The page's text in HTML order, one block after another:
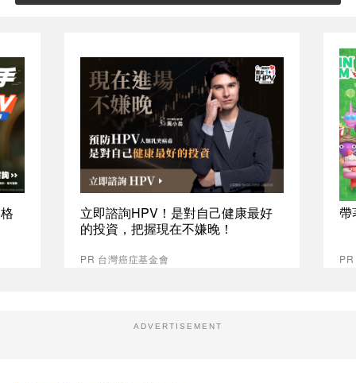
立即諮詢HPV！是對自己健康最好
的投資，把握現在不嫌晚！
PR 台灣癌症基金會
帶
ADVERTISEMENT